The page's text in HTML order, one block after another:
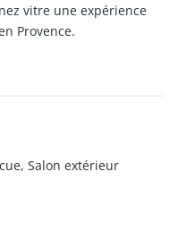
vitre une expérience
Provence.
Salon extérieur